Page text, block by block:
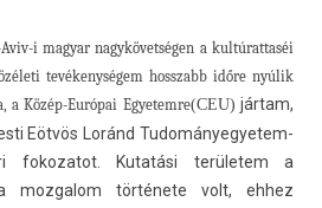
i magyar nagykövetségen a kul­túrat­taséi
tevékenységem hosszabb időre nyúlik
a Közép-Európai Egyetem­re(CEU) jártam,
Eötvös Loránd Tudományegyetem­
fokozatot. Kutatási területem a
moz­galom története volt, ehhez